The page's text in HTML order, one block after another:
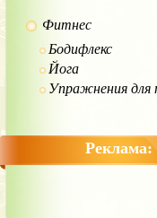
Фитнес
Бодифлекс
Йога
Упражнения для
Реклама: